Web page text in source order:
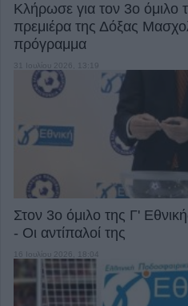
Κλήρωσε για τον 3ο όμιλο
πρεμιέρα της Δόξας
πρόγραμμα
31 Ιουλίου 2026, 13:19
Στον 3ο όμιλο της Γ'
- Οι αντίπαλοί της